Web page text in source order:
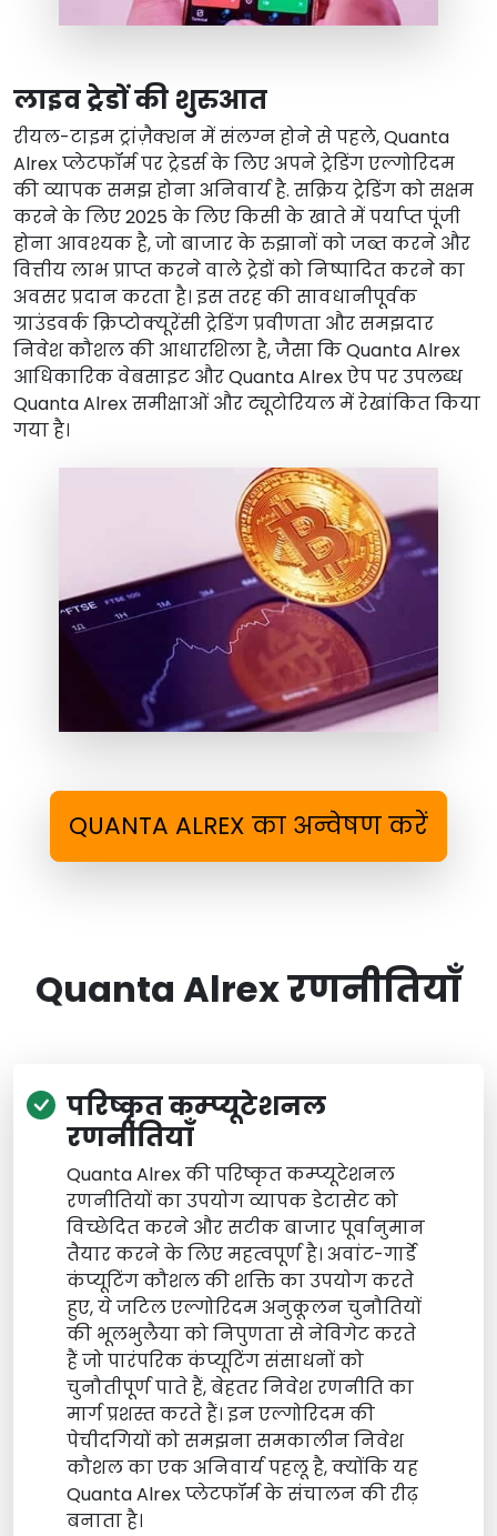
लाइव ट्रेडों की शुरुआत
रीयल-टाइम ट्रांज़ैक्शन में संलग्न होने से पहले, Quanta
Alrex प्लेटफॉर्म पर ट्रेडर्स के लिए अपने ट्रेडिंग एल्गोरिदम
की व्यापक समझ होना अनिवार्य है. सक्रिय ट्रेडिंग को सक्षम
करने के लिए 2025 के लिए किसी के खाते में पर्याप्त पूंजी
होना आवश्यक है, जो बाजार के रुझानों को जब्त करने और
वित्तीय लाभ प्राप्त करने वाले ट्रेडों को निष्पादित करने का
अवसर प्रदान करता है। इस तरह की सावधानीपूर्वक
ग्राउंडवर्क क्रिप्टोक्यूरेंसी ट्रेडिंग प्रवीणता और समझदार
निवेश कौशल की आधारशिला है, जैसा कि Quanta Alrex
आधिकारिक वेबसाइट और Quanta Alrex ऐप पर उपलब्ध
Quanta Alrex समीक्षाओं और ट्यूटोरियल में रेखांकित किया
गया है।
QUANTA ALREX का अन्वेषण करें
Quanta Alrex रणनीतियाँ
परिष्कृत कम्प्यूटेशनल
रणनीतियाँ
Quanta Alrex की परिष्कृत कम्प्यूटेशनल
रणनीतियों का उपयोग व्यापक डेटासेट को
विच्छेदित करने और सटीक बाजार पूर्वानुमान
तैयार करने के लिए महत्वपूर्ण है। अवांट-गार्डे
कंप्यूटिंग कौशल की शक्ति का उपयोग करते
हुए, ये जटिल एल्गोरिदम अनुकूलन चुनौतियों
की भूलभुलैया को निपुणता से नेविगेट करते
हैं जो पारंपरिक कंप्यूटिंग संसाधनों को
चुनौतीपूर्ण पाते हैं, बेहतर निवेश रणनीति का
मार्ग प्रशस्त करते हैं। इन एल्गोरिदम की
पेचीदगियों को समझना समकालीन निवेश
कौशल का एक अनिवार्य पहलू है, क्योंकि यह
Quanta Alrex प्लेटफॉर्म के संचालन की रीढ़
बनाता है।